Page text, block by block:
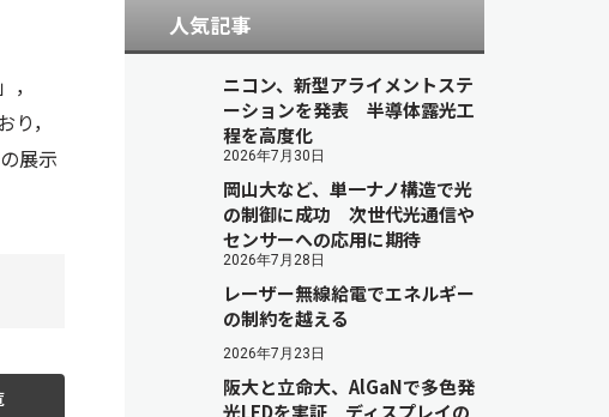
，
展示
人気記事
ニコン、新型アライメントステ
ーションを発表 半導体露光工
程を高度化
2026年7月30日
岡山大など、単一ナノ構造で光
の制御に成功 次世代光通信や
センサーへの応用に期待
2026年7月28日
レーザー無線給電でエネルギー
の制約を越える
2026年7月23日
阪大と立命大、AlGaNで多色発
光LEDを実証 ディスプレイの